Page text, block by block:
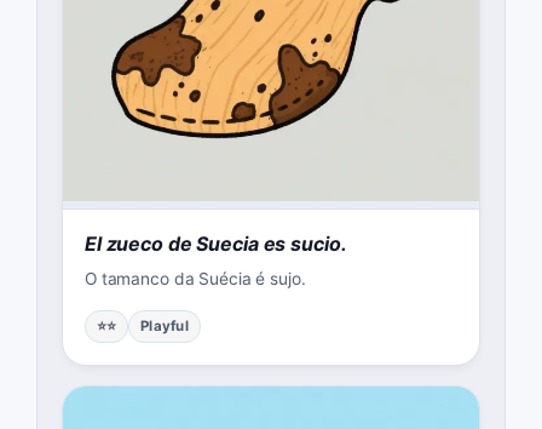
El zueco de Suecia es sucio.
O tamanco da Suécia é sujo.
⭐⭐ Playful